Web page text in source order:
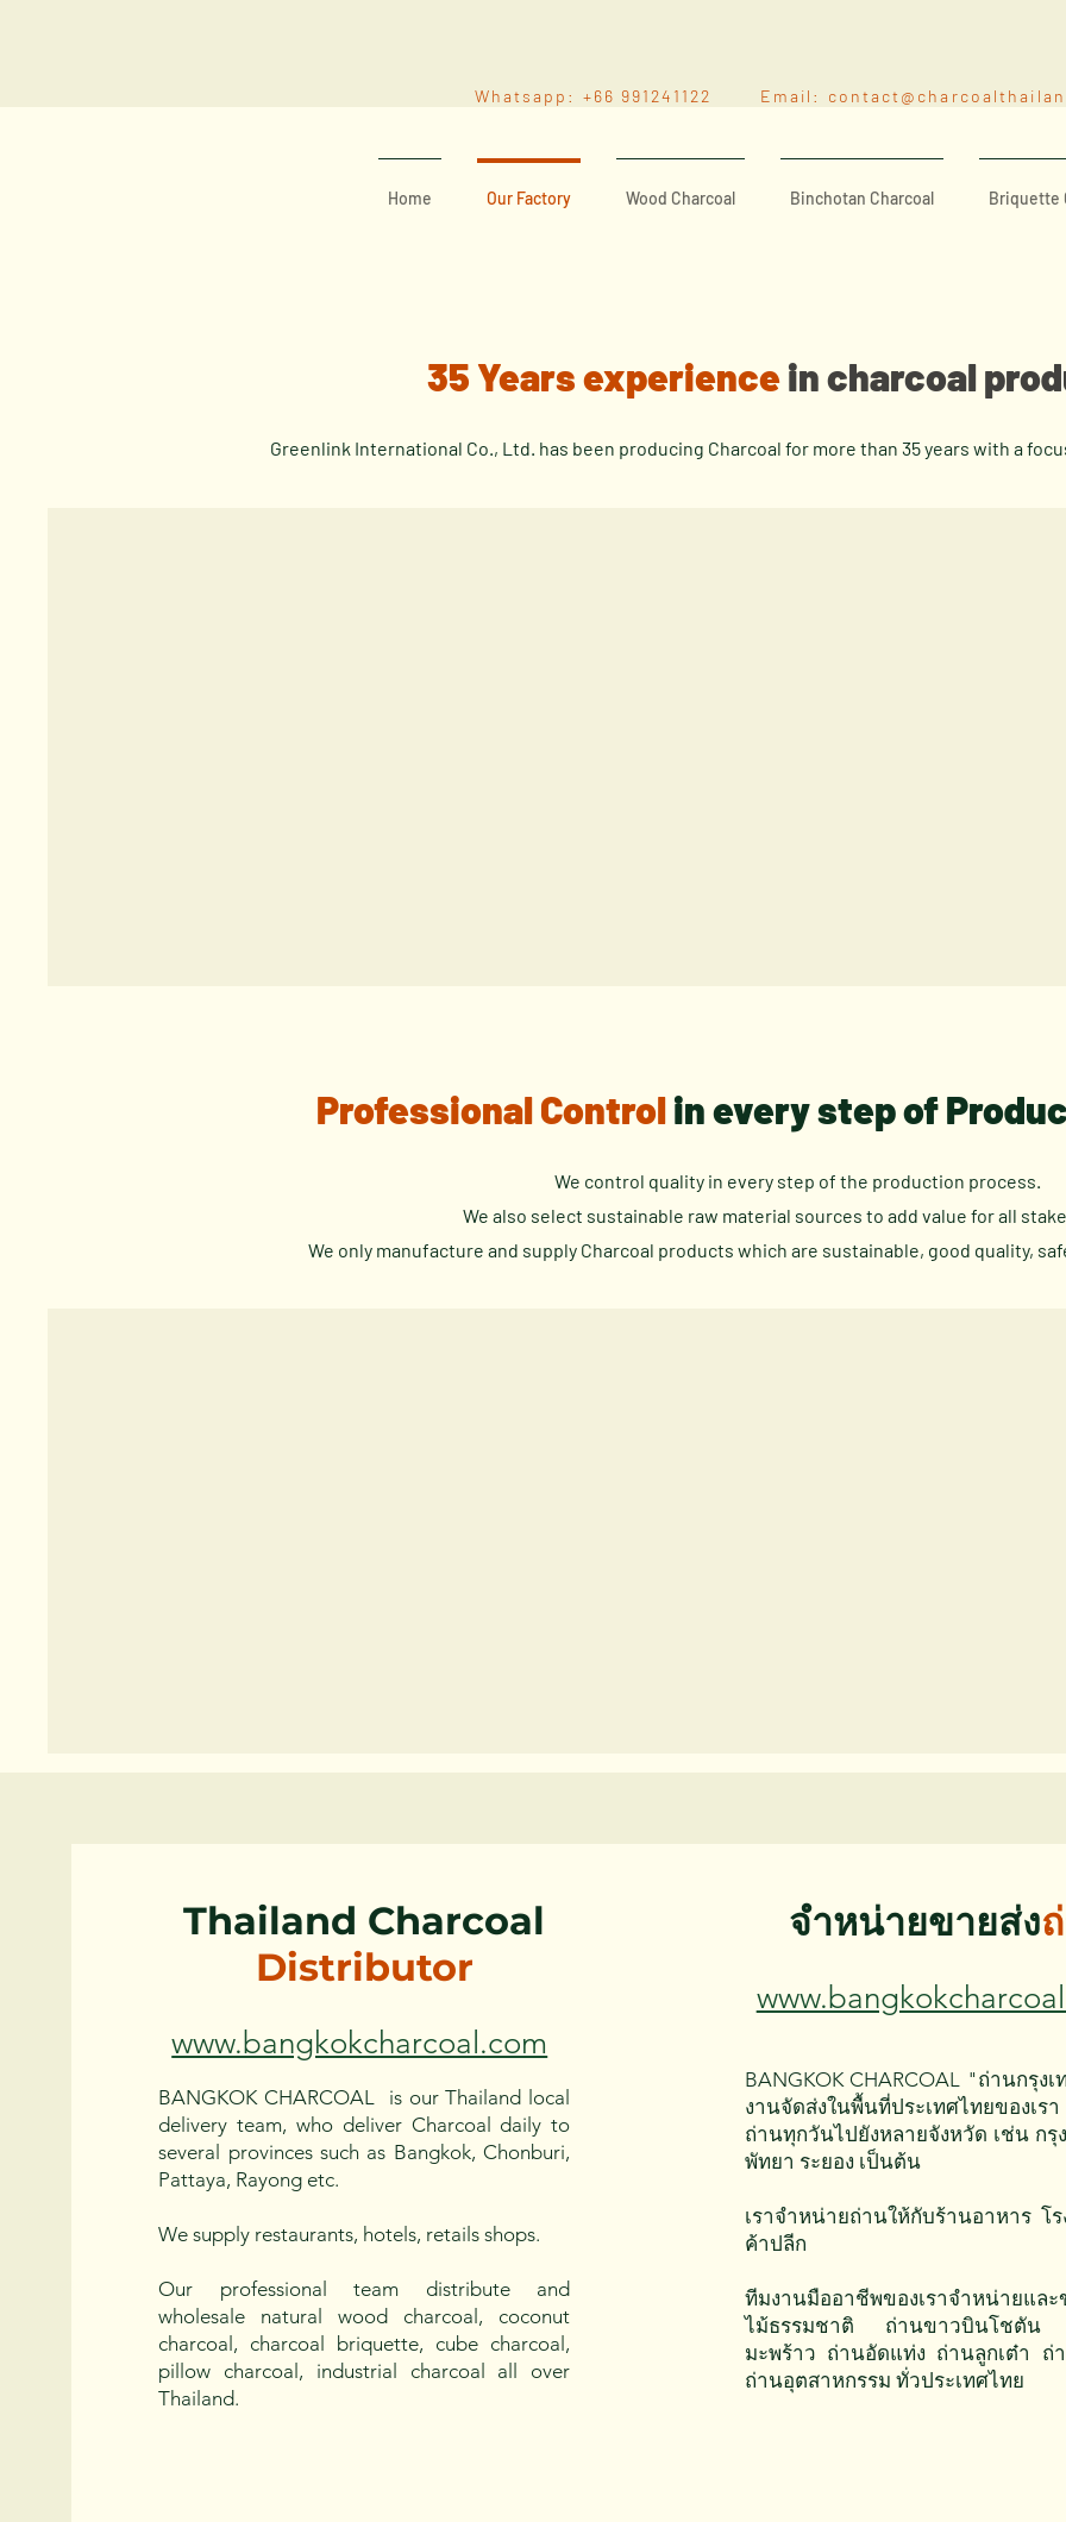
Whatsapp: +66 991241122 Email:
Home Our Factory Wood Charcoal Binchotan Charcoal Briquette
35 Years experiencein charcoal
Greenlink International Co., Ltd. has been producing Charcoal for more than 35 years with a
Professional Controlin every step of
We control quality in every step of the production process.
We also select sustainable raw material sources to add value for all
We only manufacture and supply Charcoal products which are sustainable, good quality,
Thailand Charcoal
Distributor
www.bangkokcharcoal.com
BANGKOK CHARCOAL is our Thailand local
delivery team, who deliver Charcoal daily to
several provinces such as Bangkok, Chonburi,
Pattaya, Rayong etc.
We supply restaurants, hotels, retails shops.
Our professional team distribute and
wholesale natural wood charcoal, coconut
charcoal, charcoal briquette, cube charcoal,
pillow charcoal, industrial charcoal all over
Thailand.
จำหน่ายขายส่ง
BANGKOK CHARCOAL "ถ่านกรุงเ
งานจัดส่งในพื้นที่ประเทศไทยของเ
ถ่านทุกวันไปยังหลายจังหวัด เช่น กรุ
พัทยา ระยอง เป็นต้น
เราจำหน่ายถ่านให้กับร้านอาหาร โ
ค้าปลีก
ทีมงานมืออาชีพของเราจำหน่ายและ
ไม้ธรรมชาติ ถ่านขาวบินโชตัน
มะพร้าว ถ่านอัดแท่ง ถ่านลูกเต๋า ถ่
ถ่านอุตสาหกรรม ทั่วประเทศไทย